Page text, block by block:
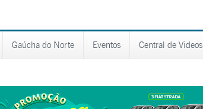
Gaúcha do Norte Eventos Central de Videos